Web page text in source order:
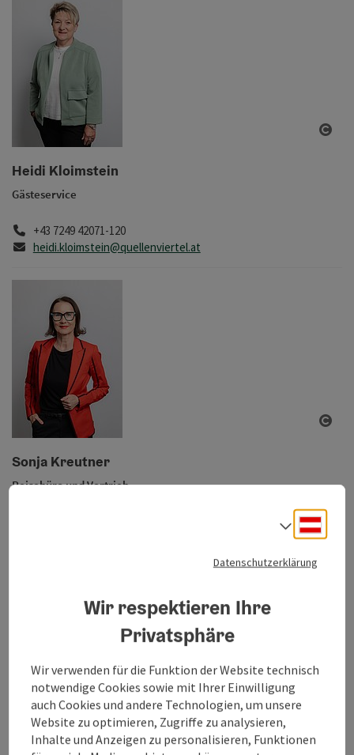
Heidi Kloimstein
Gästeservice
Telefon
+43 7249 42071-120
E-Mail
heidi.kloimstein@quellenviertel.at
Sonja Kreutner
Reisebüro und Vertrieb
Martina Maderthaner
Gästeservice
Datenschutzerklärung
Wir respektieren Ihre
Privatsphäre
Wir verwenden für die Funktion der Website technisch
notwendige Cookies sowie mit Ihrer Einwilligung
auch Cookies und andere Technologien, um unsere
Website zu optimieren, Zugriffe zu analysieren,
Inhalte und Anzeigen zu personalisieren, Funktionen